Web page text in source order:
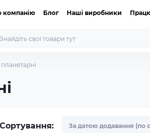
компанію Блог Наші виробники
Сортування: